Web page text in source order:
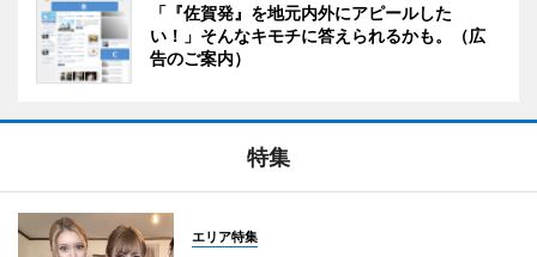
「『佐賀発』を地元内外にアピールした
い！」そんなキモチに答えられるかも。（広
告のご案内）
特集
エリア特集